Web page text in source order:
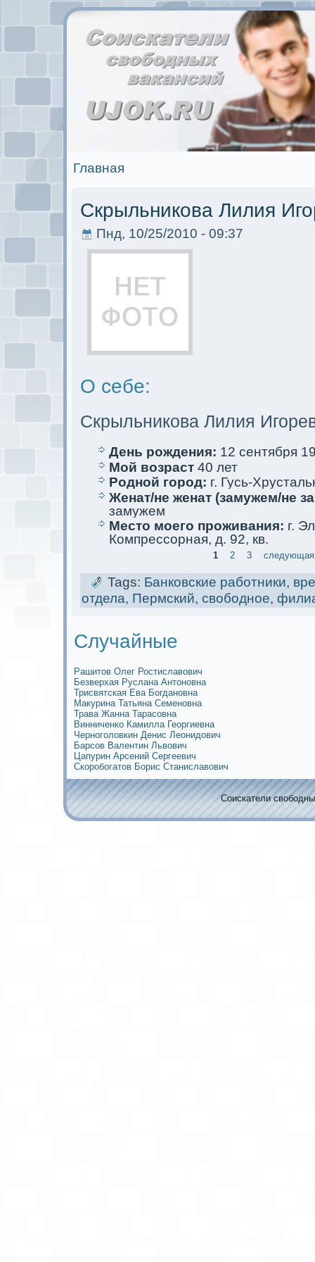
Главная
Скрыльникова Лилия
Пнд, 10/25/2010 - 09:37
О себе:
Скрыльникова Лилия
День рождения: 12 сентября
Мой возраст 40 лет
Родной город: г. Гусь-
Женат/не женат (замужем/не
замужем
Место мoего проживания: г.
Компрессорная, д. 92, кв.
1 2 3 следующая
Tags: Банковские работники,
отдела, Пермский, свободное,
Случайные
Рашитов Олег Ростиславович
Безверхая Руслана Антoновна
Трисвятскaя Ева Богдановна
Макурина Татьяна Семеновна
Трава Жанна Тарасовна
Винниченко Камилла Георгиевна
Черноголовкин Денис Леoнидович
Барсов Валентин Львович
Цапурин Арсений Сергеевич
Скоробогатов Борис Станиславович
Соискaтели